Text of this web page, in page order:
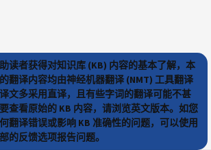
读者获得对知识库 (KB) 内容的基本了解，本
翻译内容均由神经机器翻译 (NMT) 工具翻译
文多采用直译，且有些字词的翻译可能不甚
查看原始的 KB 内容，请浏览英文版本。如您
翻译错误或影响 KB 准确性的问题，可以使用
的反馈选项报告问题。